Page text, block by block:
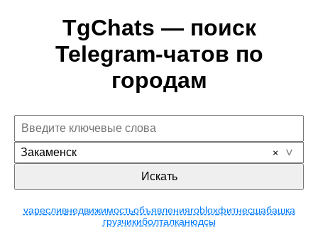
TgChats — поиск
Telegram-чатов по
городам
Закаменск
Искать
vapeсливнедвижимостьобъявленияrobloxфитнесшабашка
грузчикиболталканюдсы